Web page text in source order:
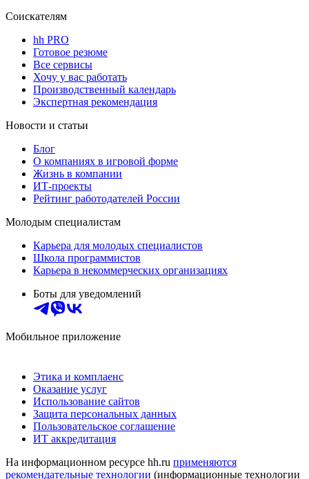
Соискателям
hh PRO
Готовое резюме
Все сервисы
Хочу у вас работать
Производственный календарь
Экспертная рекомендация
Новости и статьи
Блог
О компаниях в игровой форме
Жизнь в компании
ИТ-проекты
Рейтинг работодателей России
Молодым специалистам
Карьера для молодых специалистов
Школа программистов
Карьера в некоммерческих организациях
Боты для уведомлений
Мобильное приложение
Этика и комплаенс
Оказание услуг
Использование сайтов
Защита персональных данных
Пользовательское соглашение
ИТ аккредитация
На информационном ресурсе hh.ru применяются
рекомендательные технологии (информационные технологии